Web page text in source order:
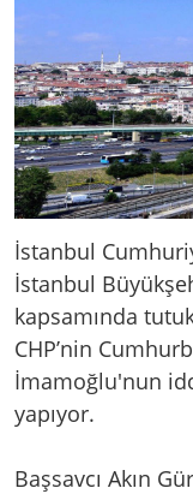
İstanbul
İstanbul
kapsamında
CHP’nin
İmamoğlu'nun
yapıyor.
Başsavcı Akın